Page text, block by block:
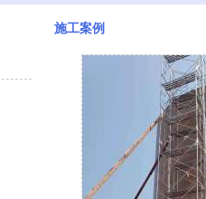
施工案例